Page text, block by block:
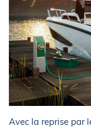
Avec la reprise par